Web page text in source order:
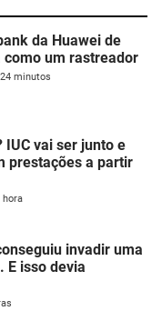
da Huawei de
como um rastreador
minutos
IUC vai ser junto e
prestações a partir
hora
invadir uma
E isso devia